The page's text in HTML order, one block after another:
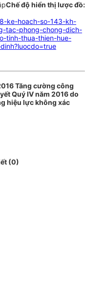
Chế độ hiển thị lược đồ:
ke-hoach-so-143-kh-
tac-phong-chong-dich-
tinh-thua-thien-hue-
Tăng cường công
Quý IV năm 2016 do
hiệu lực không xác
(0)